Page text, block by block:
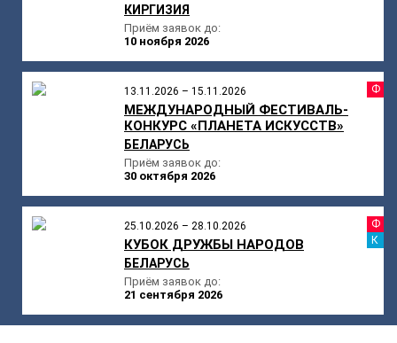
КИРГИЗИЯ
Приём заявок до:
10 ноября 2026
13.11.2026 – 15.11.2026
МЕЖДУНАРОДНЫЙ ФЕСТИВАЛЬ-
КОНКУРС «ПЛАНЕТА ИСКУССТВ»
БЕЛАРУСЬ
Приём заявок до:
30 октября 2026
25.10.2026 – 28.10.2026
КУБОК ДРУЖБЫ НАРОДОВ
БЕЛАРУСЬ
Приём заявок до:
21 сентября 2026